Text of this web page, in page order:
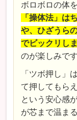
ボロボロの体
「操体法」は
や、ひざうら
でビックリし
のが楽しみです
「ツボ押し」
て押してもら
という安心感
が芯まで温ま